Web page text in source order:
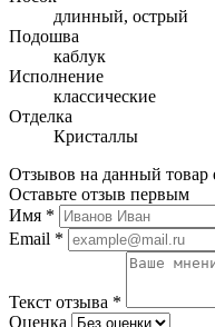
длинный, острый
Подошва
каблук
Исполнение
классические
Отделка
Кристаллы
Отзывов на данный товар
Оставьте отзыв первым
Имя *
Email *
Текст отзыва *
Оценка